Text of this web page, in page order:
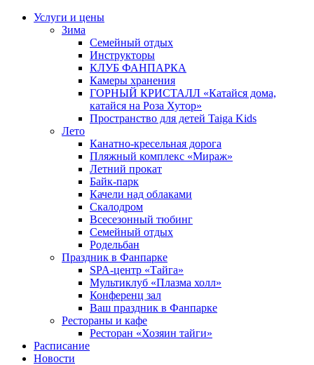
Услуги и цены
Зима
Семейный отдых
Инструкторы
КЛУБ ФАНПАРКА
Камеры хранения
ГОРНЫЙ КРИСТАЛЛ «Катайся дома,
катайся на Роза Хутор»
Пространство для детей Taiga Kids
Лето
Канатно-кресельная дорога
Пляжный комплекс «Мираж»
Летний прокат
Байк-парк
Качели над облаками
Скалодром
Всесезонный тюбинг
Семейный отдых
Родельбан
Праздник в Фанпарке
SPA-центр «Тайга»
Мультиклуб «Плазма холл»
Конференц зал
Ваш праздник в Фанпарке
Рестораны и кафе
Ресторан «Хозяин тайги»
Расписание
Новости